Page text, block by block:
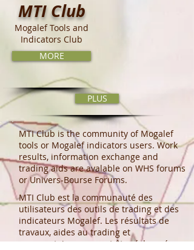
MTI Club
Mogalef Tools and
Indicators Club
MORE
PLUS
MTI Club is the community of Mogalef
tools or Mogalef indicators users. Work
results, information exchange and
trading aids are avalable on WHS forums
or Univers-Bourse Forums.
MTI Club est la communauté des
utilisateurs des outils de trading et des
indicateurs Mogalef. Les résultats de
travaux, aides au trading et
commentaires peuvent être échangés sur